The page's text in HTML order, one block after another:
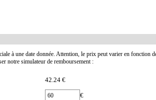
à une date donnée. Attention, le prix peut varier en
notre simulateur de remboursement :
42.24 €
€